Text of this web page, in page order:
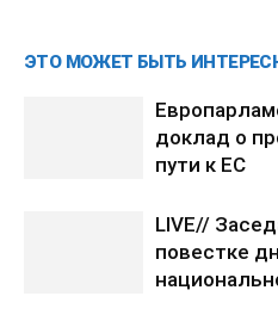
ЭТО МОЖЕТ БЫТЬ
доклад о
пути к ЕС
LIVE//
повестке